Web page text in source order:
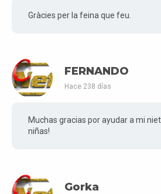
Gràcies per la feina que feu.
FERNANDO
Hace 238 días
Muchas gracias por ayudar a mi
niñas!
Gorka